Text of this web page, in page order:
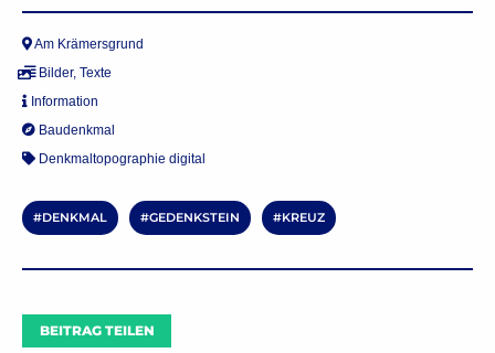
Am Krämersgrund
Bilder, Texte
Information
Baudenkmal
Denkmaltopographie digital
DENKMAL GEDENKSTEIN KREUZ
BEITRAG TEILEN